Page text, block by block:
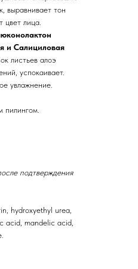
выравнивает тон
цвет лица.
и Салициловая
листьев алоэ
успокаивает.
увлажнение.
пилингом.
подтверждения
hydroxyethyl urea,
acid, mandelic acid,